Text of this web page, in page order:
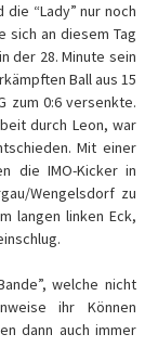
“Lady” nur noch
sich an diesem Tag
der 28. Minute sein
Ball aus 15
zum 0:6 versenkte.
durch Leon, war
Mit einer
die IMO-Kicker in
Wengelsdorf zu
langen linken Eck,
welche nicht
ihr Können
dann auch immer